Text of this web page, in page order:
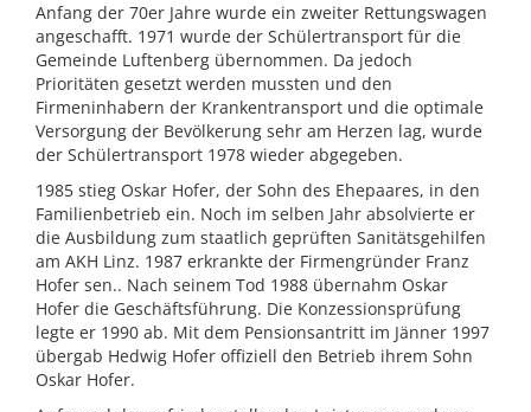
Anfang der 70er Jahre wurde ein zweiter Rettungswagen
angeschafft. 1971 wurde der Schülertransport für die
Gemeinde Luftenberg übernommen. Da jedoch
Prioritäten gesetzt werden mussten und den
Firmeninhabern der Krankentransport und die optimale
Versorgung der Bevölkerung sehr am Herzen lag, wurde
der Schülertransport 1978 wieder abgegeben.
1985 stieg Oskar Hofer, der Sohn des Ehepaares, in den
Familienbetrieb ein. Noch im selben Jahr absolvierte er
die Ausbildung zum staatlich geprüften Sanitätsgehilfen
am AKH Linz. 1987 erkrankte der Firmengründer Franz
Hofer sen.. Nach seinem Tod 1988 übernahm Oskar
Hofer die Geschäftsführung. Die Konzessionsprüfung
legte er 1990 ab. Mit dem Pensionsantritt im Jänner 1997
übergab Hedwig Hofer offiziell den Betrieb ihrem Sohn
Oskar Hofer.